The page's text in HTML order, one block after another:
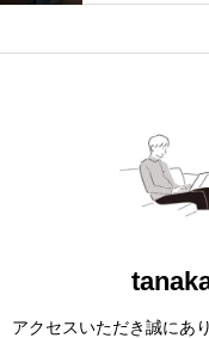
HOP」が1/7
アクセスいただき誠にあ